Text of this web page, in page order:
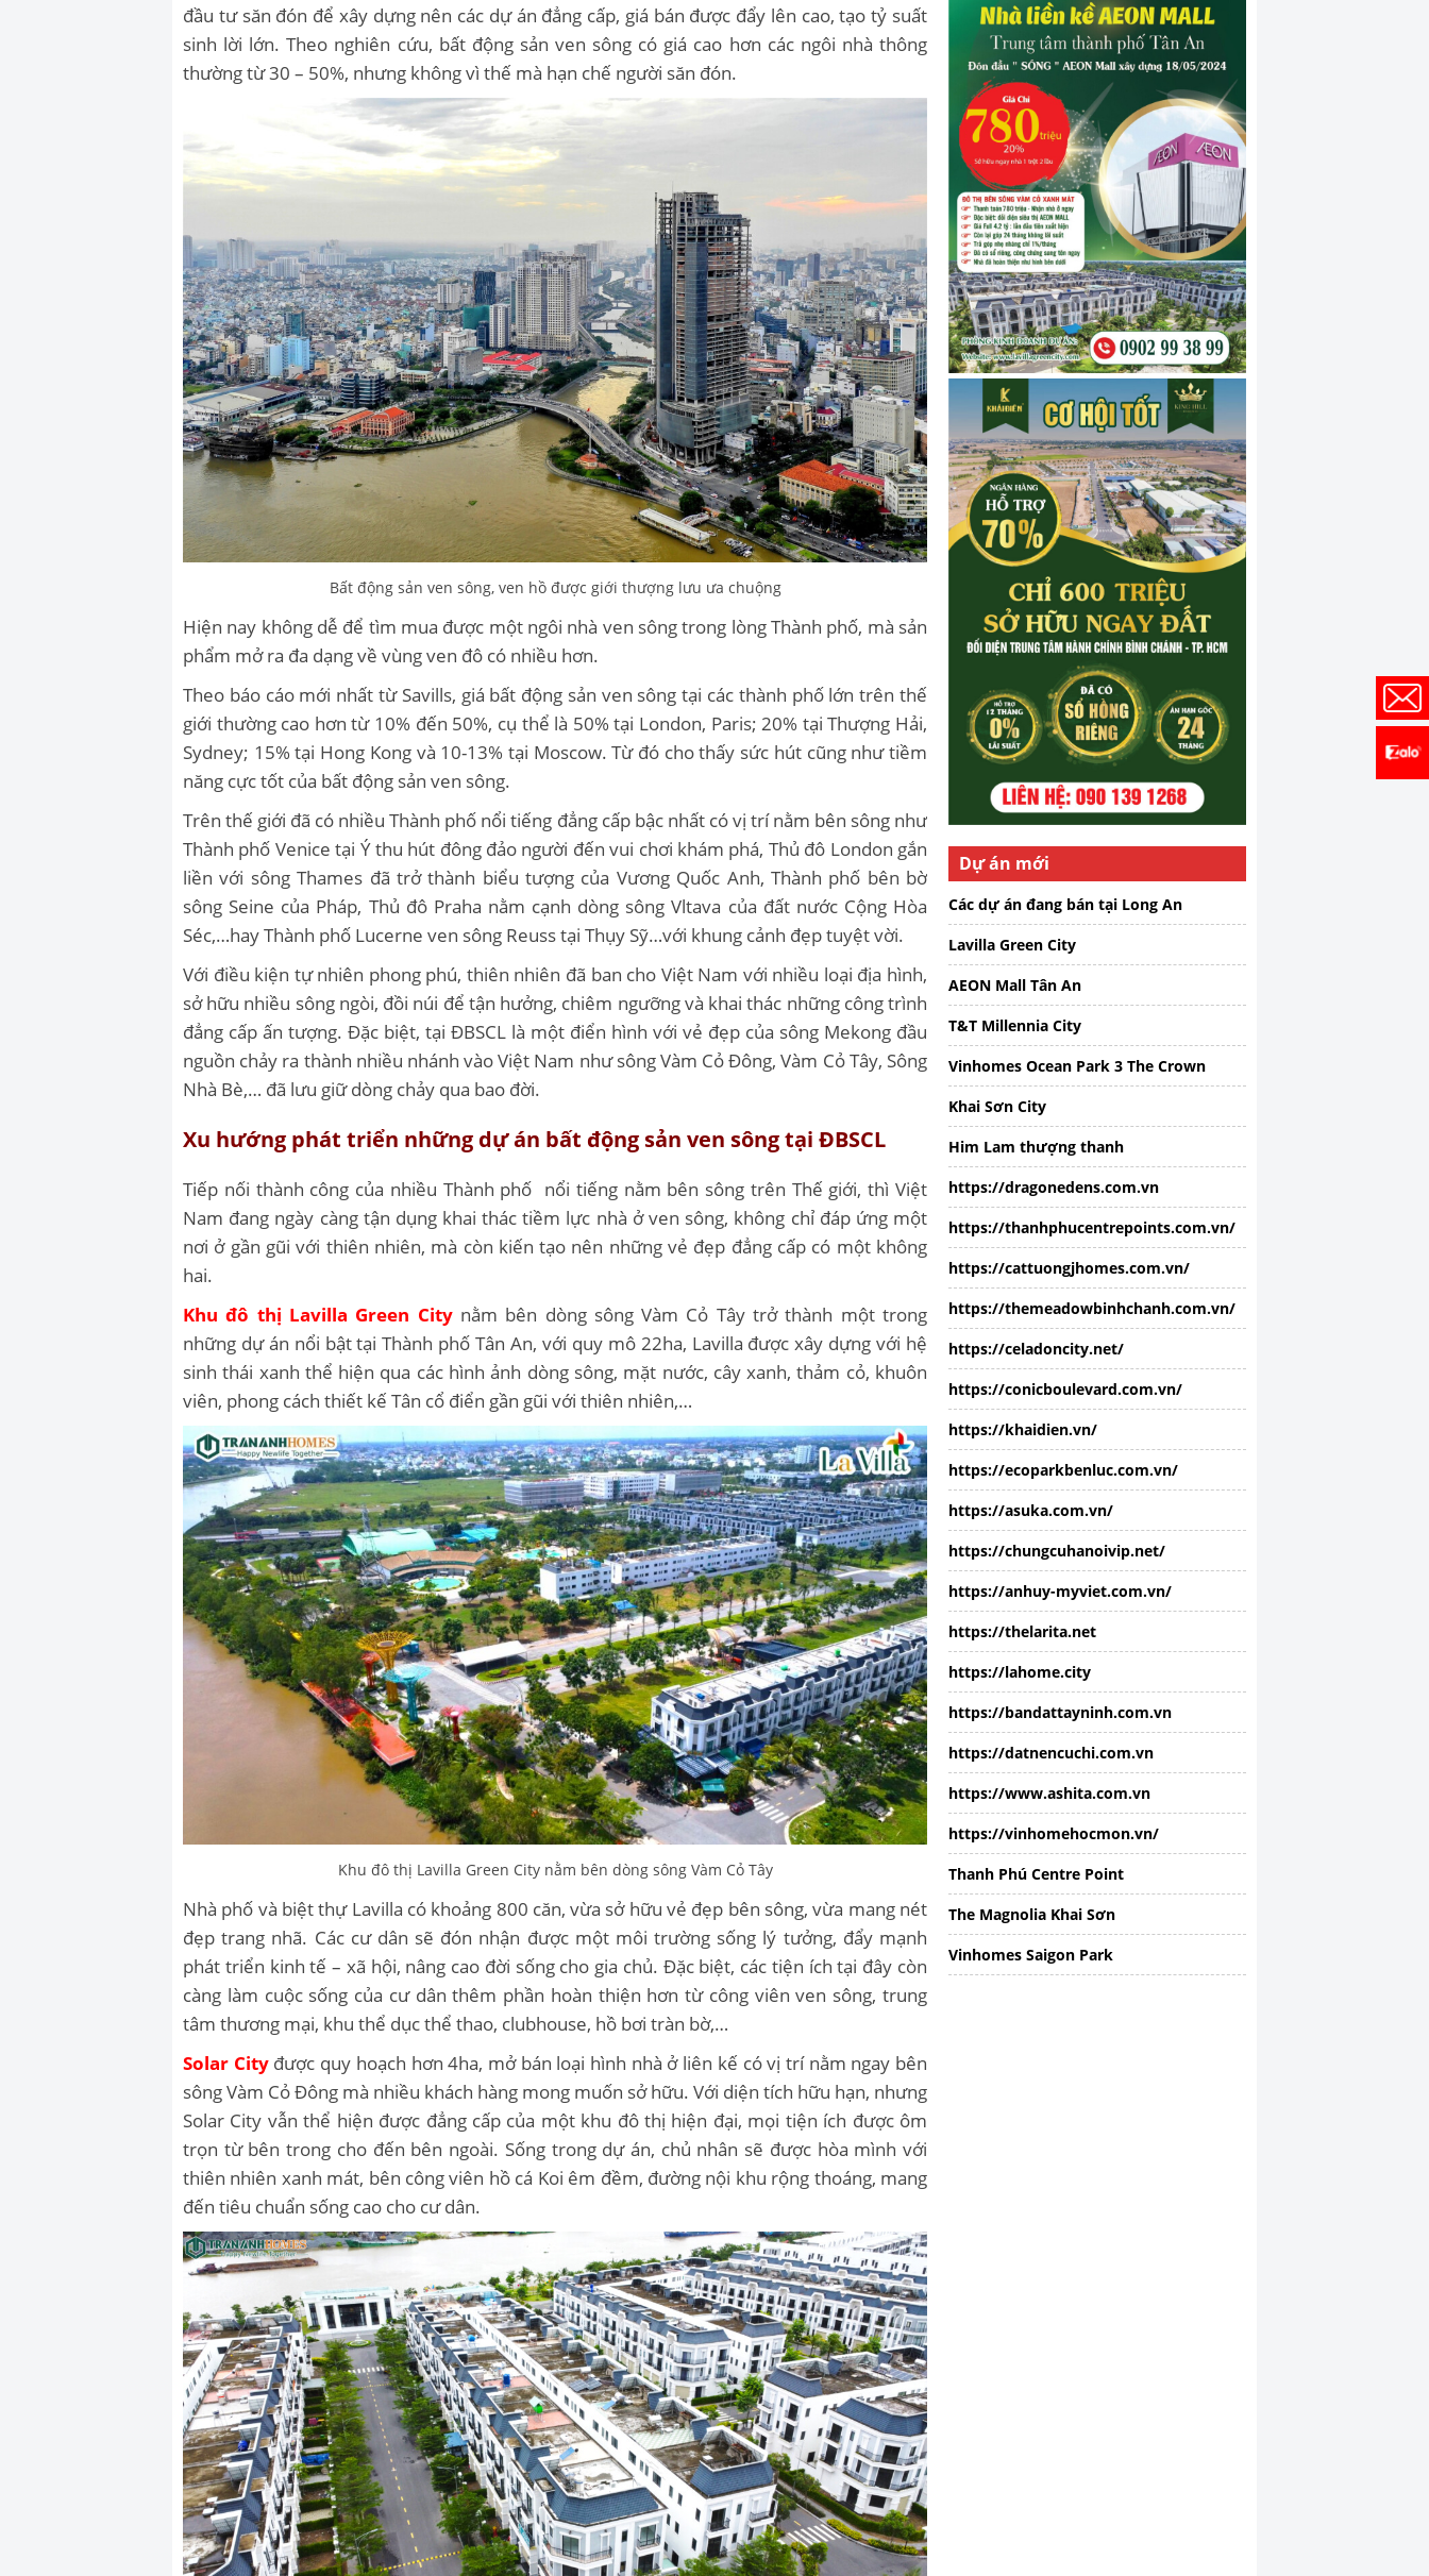
đầu tư săn đón để xây dựng nên các dự án đẳng cấp, giá bán được đẩy lên cao, tạo tỷ suất
sinh lời lớn. Theo nghiên cứu, bất động sản ven sông có giá cao hơn các ngôi nhà thông
thường từ 30 – 50%, nhưng không vì thế mà hạn chế người săn đón.
Bất động sản ven sông, ven hồ được giới thượng lưu ưa chuộng
Hiện nay không dễ để tìm mua được một ngôi nhà ven sông trong lòng Thành phố, mà sản
phẩm mở ra đa dạng về vùng ven đô có nhiều hơn.
Theo báo cáo mới nhất từ Savills, giá bất động sản ven sông tại các thành phố lớn trên thế
giới thường cao hơn từ 10% đến 50%, cụ thể là 50% tại London, Paris; 20% tại Thượng Hải,
Sydney; 15% tại Hong Kong và 10-13% tại Moscow. Từ đó cho thấy sức hút cũng như tiềm
năng cực tốt của bất động sản ven sông.
Trên thế giới đã có nhiều Thành phố nổi tiếng đẳng cấp bậc nhất có vị trí nằm bên sông như
Thành phố Venice tại Ý thu hút đông đảo người đến vui chơi khám phá, Thủ đô London gắn
liền với sông Thames đã trở thành biểu tượng của Vương Quốc Anh, Thành phố bên bờ
sông Seine của Pháp, Thủ đô Praha nằm cạnh dòng sông Vltava của đất nước Cộng Hòa
Séc,…hay Thành phố Lucerne ven sông Reuss tại Thụy Sỹ…với khung cảnh đẹp tuyệt vời.
Với điều kiện tự nhiên phong phú, thiên nhiên đã ban cho Việt Nam với nhiều loại địa hình,
sở hữu nhiều sông ngòi, đồi núi để tận hưởng, chiêm ngưỡng và khai thác những công trình
đẳng cấp ấn tượng. Đặc biệt, tại ĐBSCL là một điển hình với vẻ đẹp của sông Mekong đầu
nguồn chảy ra thành nhiều nhánh vào Việt Nam như sông Vàm Cỏ Đông, Vàm Cỏ Tây, Sông
Nhà Bè,… đã lưu giữ dòng chảy qua bao đời.
Xu hướng phát triển những dự án bất động sản ven sông tại ĐBSCL
Tiếp nối thành công của nhiều Thành phố nổi tiếng nằm bên sông trên Thế giới, thì Việt
Nam đang ngày càng tận dụng khai thác tiềm lực nhà ở ven sông, không chỉ đáp ứng một
nơi ở gần gũi với thiên nhiên, mà còn kiến tạo nên những vẻ đẹp đẳng cấp có một không
hai.
Khu đô thị Lavilla Green Citynằm bên dòng sông Vàm Cỏ Tây trở thành một trong
những dự án nổi bật tại Thành phố Tân An, với quy mô 22ha, Lavilla được xây dựng với hệ
sinh thái xanh thể hiện qua các hình ảnh dòng sông, mặt nước, cây xanh, thảm cỏ, khuôn
viên, phong cách thiết kế Tân cổ điển gần gũi với thiên nhiên,…
Khu đô thị Lavilla Green City nằm bên dòng sông Vàm Cỏ Tây
Nhà phố và biệt thự Lavilla có khoảng 800 căn, vừa sở hữu vẻ đẹp bên sông, vừa mang nét
đẹp trang nhã. Các cư dân sẽ đón nhận được một môi trường sống lý tưởng, đẩy mạnh
phát triển kinh tế – xã hội, nâng cao đời sống cho gia chủ. Đặc biệt, các tiện ích tại đây còn
càng làm cuộc sống của cư dân thêm phần hoàn thiện hơn từ công viên ven sông, trung
tâm thương mại, khu thể dục thể thao, clubhouse, hồ bơi tràn bờ,…
Solar City được quy hoạch hơn 4ha, mở bán loại hình nhà ở liên kế có vị trí nằm ngay bên
sông Vàm Cỏ Đông mà nhiều khách hàng mong muốn sở hữu. Với diện tích hữu hạn, nhưng
Solar City vẫn thể hiện được đẳng cấp của một khu đô thị hiện đại, mọi tiện ích được ôm
trọn từ bên trong cho đến bên ngoài. Sống trong dự án, chủ nhân sẽ được hòa mình với
thiên nhiên xanh mát, bên công viên hồ cá Koi êm đềm, đường nội khu rộng thoáng, mang
đến tiêu chuẩn sống cao cho cư dân.
Dự án mới
Các dự án đang bán tại Long An
Lavilla Green City
AEON Mall Tân An
T&T Millennia City
Vinhomes Ocean Park 3 The Crown
Khai Sơn City
Him Lam thượng thanh
https://dragonedens.com.vn
https://thanhphucentrepoints.com.vn/
https://cattuongjhomes.com.vn/
https://themeadowbinhchanh.com.vn/
https://celadoncity.net/
https://conicboulevard.com.vn/
https://khaidien.vn/
https://ecoparkbenluc.com.vn/
https://asuka.com.vn/
https://chungcuhanoivip.net/
https://anhuy-myviet.com.vn/
https://thelarita.net
https://lahome.city
https://bandattayninh.com.vn
https://datnencuchi.com.vn
https://www.ashita.com.vn
https://vinhomehocmon.vn/
Thanh Phú Centre Point
The Magnolia Khai Sơn
Vinhomes Saigon Park